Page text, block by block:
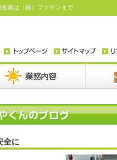
善は（株）フクデンまで
全に